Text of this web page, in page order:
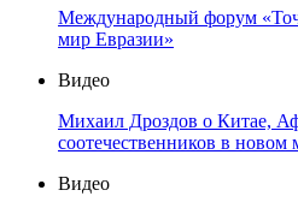
Международный форум
мир Евразии»
Видео
Михаил Дроздов о Китае,
соотечественников в новом
Видео